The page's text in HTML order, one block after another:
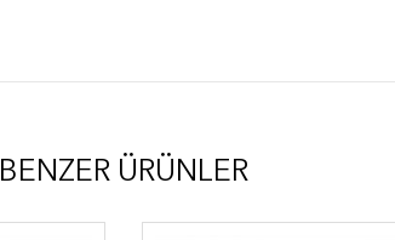
BENZER ÜRÜNLER